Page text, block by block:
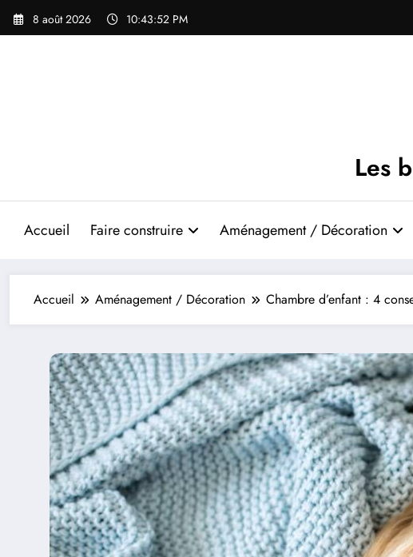
Aller
8 août 2026 10:43:53 PM
Les
Accueil Faire construire Aménagement / Décoration
Accueil Aménagement / Décoration Chambre d’enfant : 4